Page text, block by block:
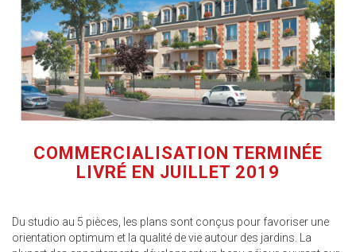
COMMERCIALISATION TERMINÉE
LIVRÉ EN JUILLET 2019
Du studio au 5 pièces, les plans sont conçus pour favoriser une
orientation optimum et la qualité de vie autour des jardins. La